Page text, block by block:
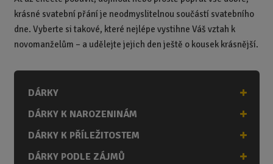
krásné svatební přání je neodmyslitelnou součástí svatebního
dne. Vyberte si takové, které nejlépe vystihne Váš vztah k
novomanželům – a udělejte jejich den ještě o kousek krásnější.
DÁRKY
DÁRKY K NAROZENINÁM
DÁRKY K PŘÍLEŽITOSTEM
DÁRKY PODLE ZÁJMŮ